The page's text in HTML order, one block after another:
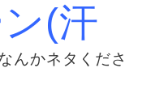
(汗
んかネタくださ